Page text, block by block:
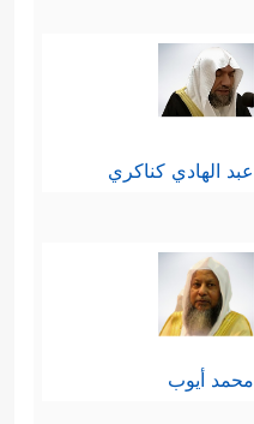
عبد الهادي كناكري
محمد أيوب